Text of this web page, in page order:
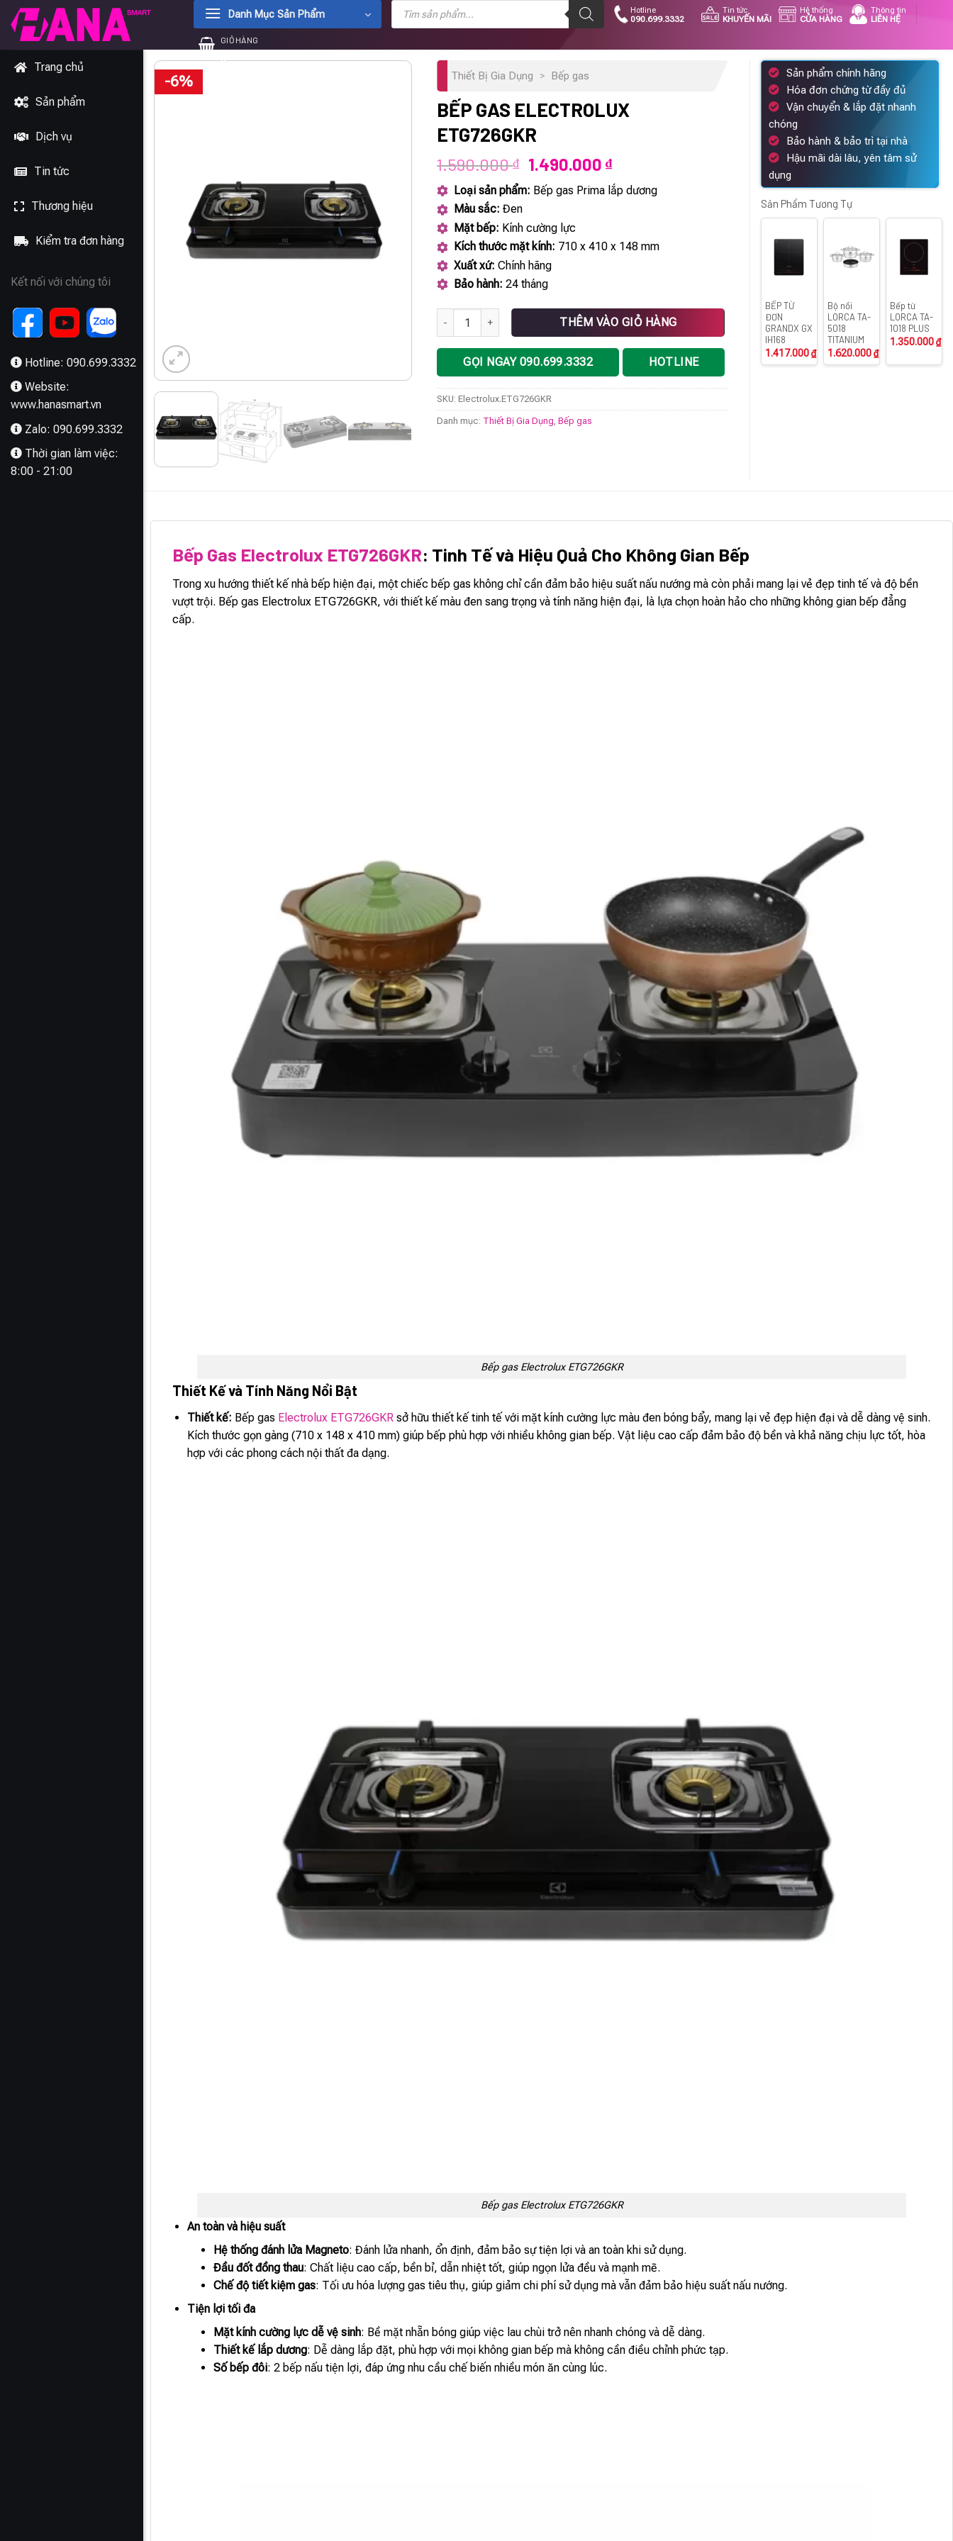
Chuyển
đến
dung
Danh Mục Sản Phẩm
Tìm
kiếm
phẩm
Hotline
090.699.3332
Tin tức
KHUYẾN MÃI
Hệ thống
CỬA HÀNG
Thông tin
LIÊN HỆ
GIỎ HÀNG
0₫
Trang chủ
Sản phẩm
Dịch vụ
Tin tức
Thương hiệu
Kiểm tra đơn hàng
Kết nối với chúng tôi
Hotline: 090.699.3332
Website:
www.hanasmart.vn
Zalo: 090.699.3332
Thời gian làm việc:
8:00 - 21:00
-6% Thiết Bị Gia Dụng > Bếp gas
BẾP GAS ELECTROLUX
ETG726GKR
1.590.000₫
Giá
gốc
là:
1.490.000 ₫Giá
hiện
tại
Loại sản phẩm: Bếp gas Prima lắp dương
Màu sắc: Đen
Mặt bếp: Kính cường lực
Kích thước mặt kính: 710 x 410 x 148 mm
Xuất xứ:Chính hãng
Bảo hành:24 tháng
Bếp gas Electrolux ETG726GKR số lượngTHÊM VÀO GIỎ HÀNG
GỌI NGAY 090.699.3332 HOTLINE
SKU:Electrolux.ETG726GKR
Danh mục: Thiết Bị Gia Dụng,Bếp gas
Sản phẩm chính hãng
Hóa đơn chứng từ đầy đủ
Vận chuyển & lắp đặt nhanh
chóng
Bảo hành & bảo trì tại nhà
Hậu mãi dài lâu, yên tâm sử
dụng
Sản Phẩm Tương Tự
BẾP TỪ
ĐƠN
GRANDX GX
IH168
1.417.000₫
Bộ nồi
LORCA TA-
5018
TITANIUM
1.620.000₫
Bếp từ
LORCA TA-
1018 PLUS
1.350.000₫
Bếp Gas Electrolux ETG726GKR: Tinh Tế và Hiệu Quả Cho Không Gian Bếp
Trong xu hướng thiết kế nhà bếp hiện đại, một chiếc bếp gas không chỉ cần đảm bảo hiệu suất nấu nướng mà còn phải mang lại vẻ đẹp tinh tế và độ bền
vượt trội. Bếp gas Electrolux ETG726GKR, với thiết kế màu đen sang trọng và tính năng hiện đại, là lựa chọn hoàn hảo cho những không gian bếp đẳng
cấp.
Bếp gas Electrolux ETG726GKR
Thiết Kế và Tính Năng Nổi Bật
Thiết kế: Bếp gas Electrolux ETG726GKR sở hữu thiết kế tinh tế với mặt kính cường lực màu đen bóng bẩy, mang lại vẻ đẹp hiện đại và dễ dàng vệ sinh.
Kích thước gọn gàng (710 x 148 x 410 mm) giúp bếp phù hợp với nhiều không gian bếp. Vật liệu cao cấp đảm bảo độ bền và khả năng chịu lực tốt, hòa
hợp với các phong cách nội thất đa dạng.
Bếp gas Electrolux ETG726GKR
An toàn và hiệu suất
Hệ thống đánh lửa Magneto: Đánh lửa nhanh, ổn định, đảm bảo sự tiện lợi và an toàn khi sử dụng.
Đầu đốt đồng thau: Chất liệu cao cấp, bền bỉ, dẫn nhiệt tốt, giúp ngọn lửa đều và mạnh mẽ.
Chế độ tiết kiệm gas: Tối ưu hóa lượng gas tiêu thụ, giúp giảm chi phí sử dụng mà vẫn đảm bảo hiệu suất nấu nướng.
Tiện lợi tối đa
Mặt kính cường lực dễ vệ sinh: Bề mặt nhẵn bóng giúp việc lau chùi trở nên nhanh chóng và dễ dàng.
Thiết kế lắp dương: Dễ dàng lắp đặt, phù hợp với mọi không gian bếp mà không cần điều chỉnh phức tạp.
Số bếp đôi: 2 bếp nấu tiện lợi, đáp ứng nhu cầu chế biến nhiều món ăn cùng lúc.